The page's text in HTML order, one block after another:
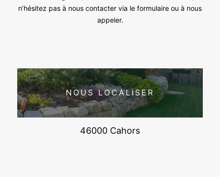
n’hésitez pas à nous contacter via le formulaire ou à nous
appeler.
NOUS LOCALISER
46000 Cahors